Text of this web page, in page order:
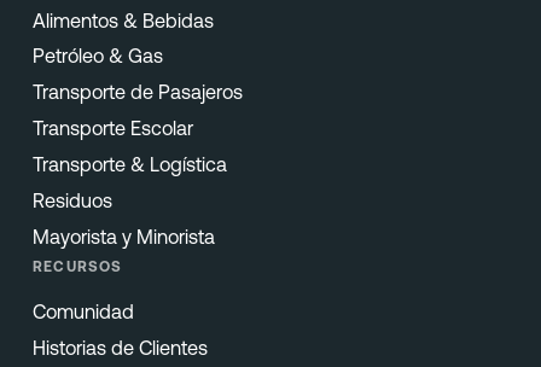
Alimentos & Bebidas
Petróleo & Gas
Transporte de Pasajeros
Transporte Escolar
Transporte & Logística
Residuos
Mayorista y Minorista
RECURSOS
Comunidad
Historias de Clientes